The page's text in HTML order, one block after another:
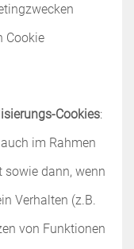
Cookie
Cookies:
im Rahmen
sowie dann, wenn
Verhalten (z.B.
von Funktionen